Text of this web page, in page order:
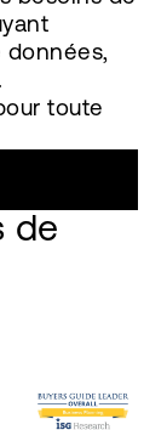
données,
toute
de